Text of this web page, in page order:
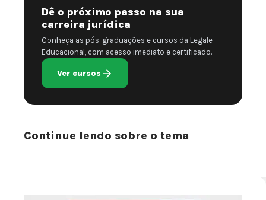
Dê o próximo passo na sua
carreira jurídica
Conheça as pós-graduações e cursos da Legale
Educacional, com acesso imediato e certificado.
Ver cursos
Continue lendo sobre o tema